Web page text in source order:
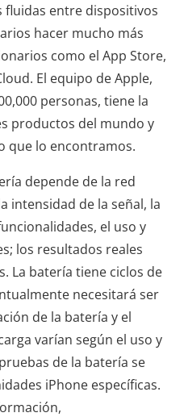
fluidas entre dispositivos
hacer mucho más
como el App Store,
El equipo de Apple,
personas, tiene la
productos del mundo y
que lo encontramos.
depende de la red
intensidad de la señal, la
el uso y
los resultados reales
La batería tiene ciclos de
necesitará ser
de la batería y el
varían según el uso y
de la batería se
iPhone específicas.